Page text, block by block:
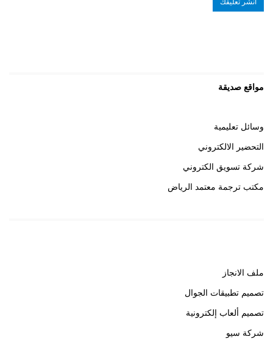
مواقع صديقة
وسائل تعليمية
التحضير الالكتروني
شركة تسويق الكتروني
مكتب ترجمة معتمد الرياض
ملف الانجاز
تصميم تطبيقات الجوال
تصميم ألعاب إلكترونية
شركة سيو